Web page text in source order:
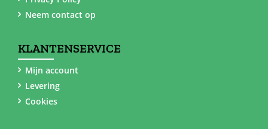
Neem contact op
KLANTENSERVICE
Mijn account
Levering
Cookies